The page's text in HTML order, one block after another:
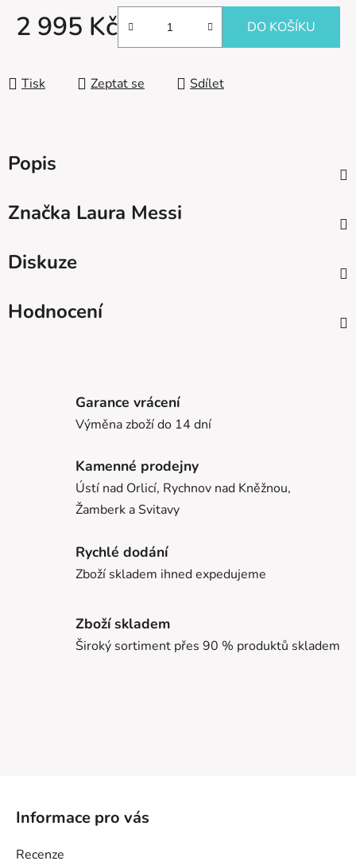
2 995 Kč DO KOŠÍKU
Tisk Zeptat se Sdílet
Popis
Značka Laura Messi
Diskuze
Hodnocení
Garance vrácení
Výměna zboží do 14 dní
Kamenné prodejny
Ústí nad Orlicí, Rychnov nad Kněžnou,
Žamberk a Svitavy
Rychlé dodání
Zboží skladem ihned expedujeme
Zboží skladem
Široký sortiment přes 90 % produktů skladem
Informace pro vás
Recenze